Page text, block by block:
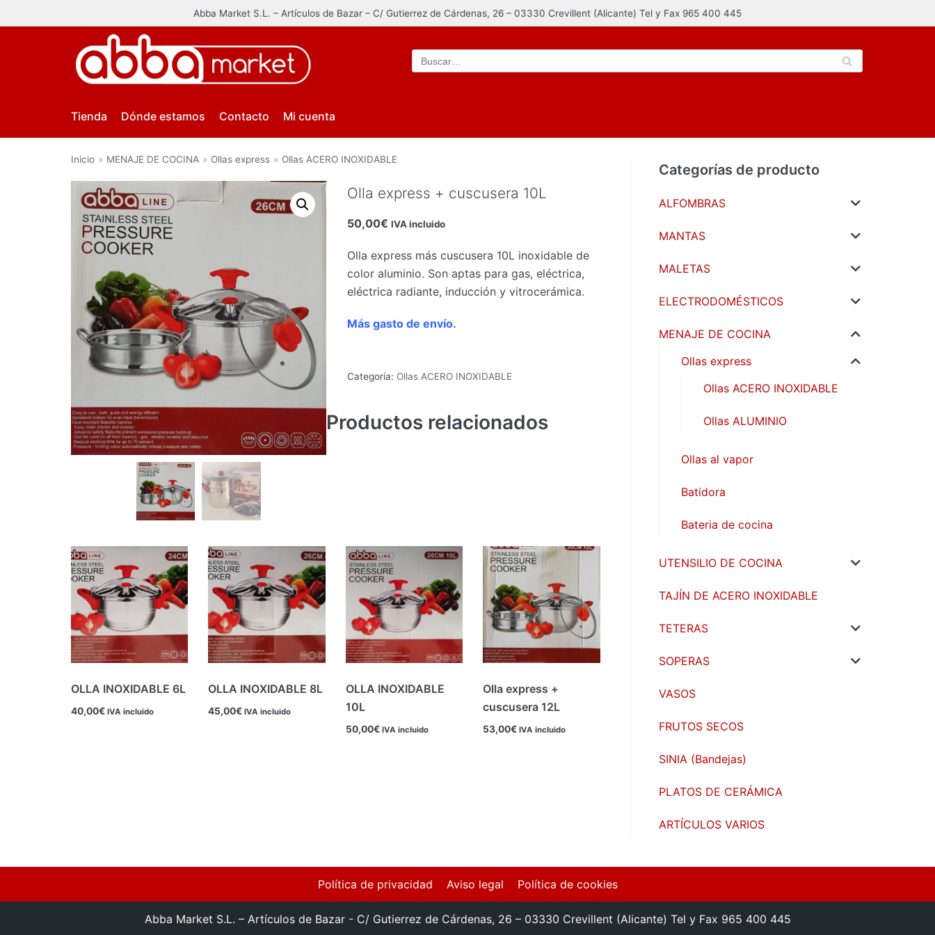
Abba Market S.L. – Artículos de Bazar – C/ Gutierrez de Cárdenas, 26 – 03330 Crevillent (Alicante) Tel y Fax 965 400 445
Tienda Dónde estamos Contacto Mi cuenta
Inicio » MENAJE DE COCINA » Ollas express » Ollas ACERO INOXIDABLE
Olla express + cuscusera 10L
50,00€ IVA incluido
Olla express más cuscusera 10L inoxidable de
color aluminio. Son aptas para gas, eléctrica,
eléctrica radiante, inducción y vitrocerámica.
Más gasto de envío.
Categoría: Ollas ACERO INOXIDABLE
Productos relacionados
OLLA INOXIDABLE 6L
40,00€ IVA incluido
OLLA INOXIDABLE 8L
45,00€ IVA incluido
OLLA INOXIDABLE
10L
50,00€ IVA incluido
Olla express +
cuscusera 12L
53,00€ IVA incluido
Categorías de producto
ALFOMBRAS
MANTAS
MALETAS
ELECTRODOMÉSTICOS
MENAJE DE COCINA
Ollas express
Ollas ACERO INOXIDABLE
Ollas ALUMINIO
Ollas al vapor
Batidora
Bateria de cocina
UTENSILIO DE COCINA
TAJÍN DE ACERO INOXIDABLE
TETERAS
SOPERAS
VASOS
FRUTOS SECOS
SINIA (Bandejas)
PLATOS DE CERÁMICA
ARTÍCULOS VARIOS
Política de privacidad Aviso legal Política de cookies
Abba Market S.L. – Artículos de Bazar - C/ Gutierrez de Cárdenas, 26 – 03330 Crevillent (Alicante) Tel y Fax 965 400 445